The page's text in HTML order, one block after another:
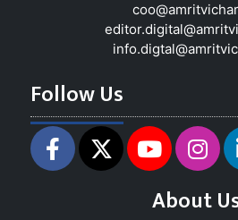
Follow Us
About